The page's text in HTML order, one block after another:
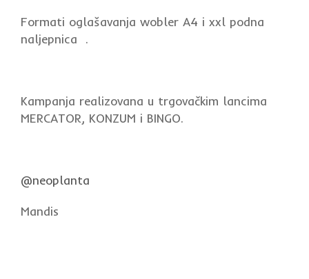
Formati oglašavanja wobler A4 i xxl podna
naljepnica .
Kampanja realizovana u trgovačkim lancima
MERCATOR, KONZUM i BINGO.
@neoplanta
Mandis